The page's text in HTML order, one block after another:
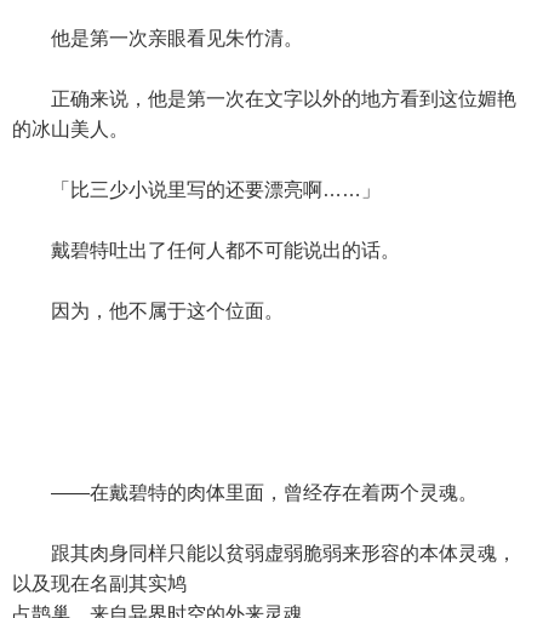
他是第一次亲眼看见朱竹清。
正确来说，他是第一次在文字以外的地方看到这位媚艳
的冰山美人。
「比三少小说里写的还要漂亮啊……」
戴碧特吐出了任何人都不可能说出的话。
因为，他不属于这个位面。
——在戴碧特的肉体里面，曾经存在着两个灵魂。
跟其肉身同样只能以贫弱虚弱脆弱来形容的本体灵魂，
以及现在名副其实鸠
占鹊巢，来自异界时空的外来灵魂。